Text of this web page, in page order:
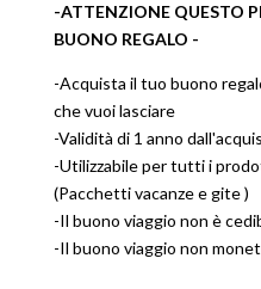
-ATTENZIONE QUESTO
BUONO REGALO -
-Acquista il tuo buono
che vuoi lasciare
-Validità di 1 anno
-Utilizzabile per tutti i
(Pacchetti vacanze e gite )
-Il buono viaggio non è
-Il buono viaggio non